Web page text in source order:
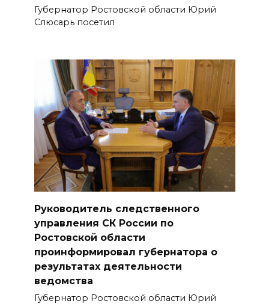
Губернатор Ростовской области Юрий
Слюсарь посетил
Руководитель следственного
управления СК России по
Ростовской области
проинформировал губернатора о
результатах деятельности
ведомства
Губернатор Ростовской области Юрий